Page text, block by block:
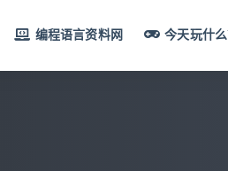
编程语言资料网 今天玩什么